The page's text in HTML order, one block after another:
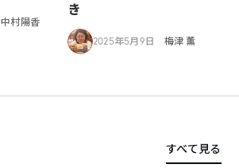
中村陽香
き
2025年5月9日 梅津 薫
すべて見る